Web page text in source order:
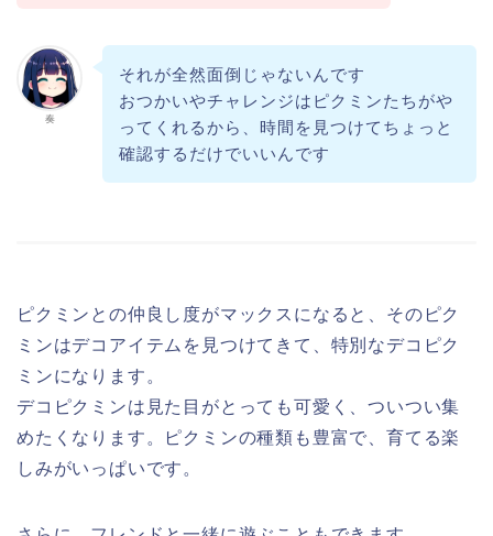
奏
それが全然面倒じゃないんです
おつかいやチャレンジはピクミンたちがや
ってくれるから、時間を見つけてちょっと
確認するだけでいいんです
ピクミンとの仲良し度がマックスになると、そのピク
ミンはデコアイテムを見つけてきて、特別なデコピク
ミンになります。
デコピクミンは見た目がとっても可愛く、ついつい集
めたくなります。ピクミンの種類も豊富で、育てる楽
しみがいっぱいです。